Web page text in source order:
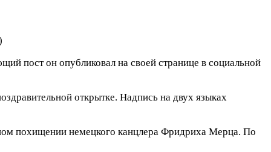
пост он опубликовал на своей странице в социальной
открытке. Надпись на двух языках
похищении немецкого канцлера Фридриха Мерца. По